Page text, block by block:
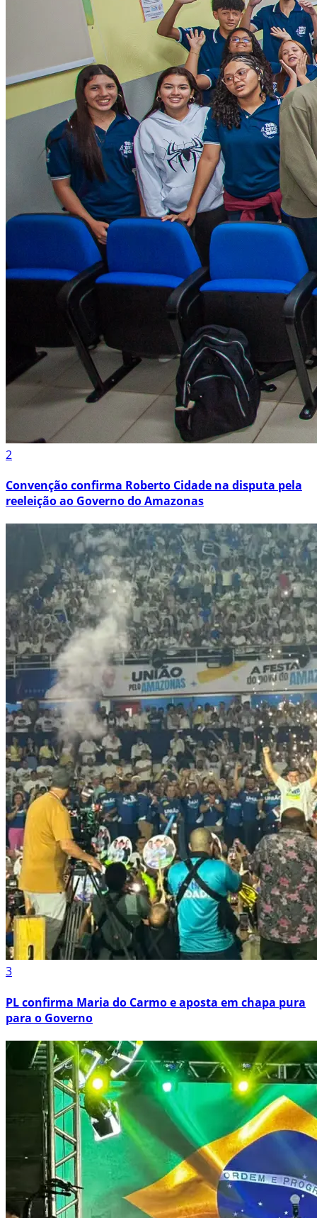
2
Convenção confirma Roberto Cidade na disputa pela
reeleição ao Governo do Amazonas
3
PL confirma Maria do Carmo e aposta em chapa pura
para o Governo